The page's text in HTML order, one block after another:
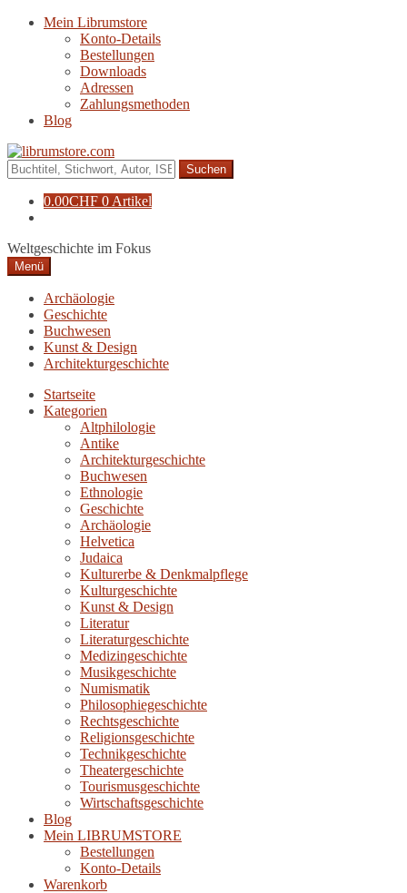
Navigation
Zum
Mein Librumstore
Konto-Details
Bestellungen
Downloads
Adressen
Zahlungsmethoden
Blog
Suche
nach:
0.00CHF 0 Artikel
Weltgeschichte im Fokus
Menü
Archäologie
Geschichte
Buchwesen
Kunst & Design
Architekturgeschichte
Startseite
Kategorien
Altphilologie
Antike
Architekturgeschichte
Buchwesen
Ethnologie
Geschichte
Archäologie
Helvetica
Judaica
Kulturerbe & Denkmalpflege
Kulturgeschichte
Kunst & Design
Literatur
Literaturgeschichte
Medizingeschichte
Musikgeschichte
Numismatik
Philosophiegeschichte
Rechtsgeschichte
Religionsgeschichte
Technikgeschichte
Theatergeschichte
Tourismusgeschichte
Wirtschaftsgeschichte
Blog
Mein LIBRUMSTORE
Bestellungen
Konto-Details
Warenkorb